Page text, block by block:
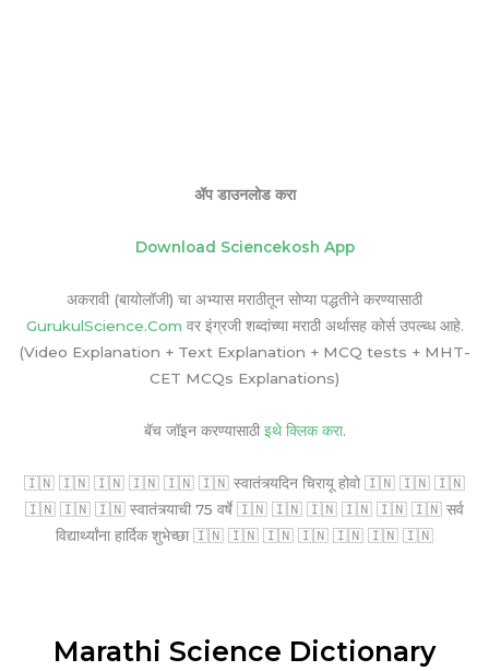
ॲप डाउनलोड करा
Download Sciencekosh App
अकरावी (बायोलॉजी) चा अभ्यास मराठीतून सोप्या पद्धतीने करण्यासाठी
GurukulScience.Com वर इंग्रजी शब्दांच्या मराठी अर्थासह कोर्स उपल्ब्ध आहे.
(Video Explanation + Text Explanation + MCQ tests + MHT-
CET MCQs Explanations)
बॅच जॉइन करण्यासाठी इथे क्लिक करा.
🇮🇳 🇮🇳 🇮🇳 🇮🇳 🇮🇳 🇮🇳 स्वातंत्र्यदिन चिरायू होवो 🇮🇳 🇮🇳 🇮🇳
🇮🇳 🇮🇳 🇮🇳 स्वातंत्र्याची 75 वर्षे 🇮🇳 🇮🇳 🇮🇳 🇮🇳 🇮🇳 🇮🇳 सर्व
विद्यार्थ्यांना हार्दिक शुभेच्छा 🇮🇳 🇮🇳 🇮🇳 🇮🇳 🇮🇳 🇮🇳 🇮🇳
Marathi Science Dictionary